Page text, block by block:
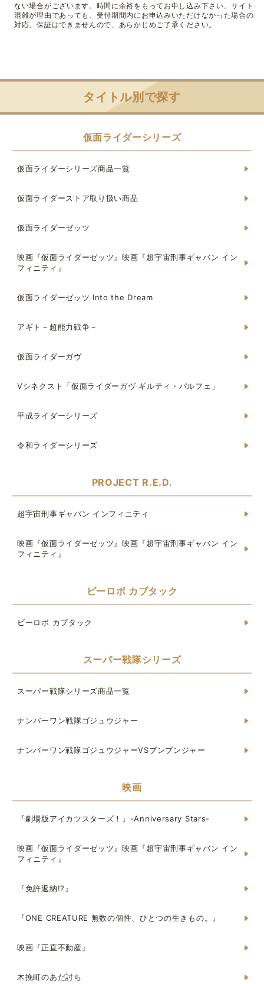
ない場合がございます。時間に余裕をもってお申し込み下さい。サイト
混雑が理由であっても、受付期間内にお申込みいただけなかった場合の
対応、保証はできませんので、あらかじめご了承ください。
タイトル別で探す
仮面ライダーシリーズ
仮面ライダーシリーズ商品一覧
仮面ライダーストア取り扱い商品
仮面ライダーゼッツ
映画『仮面ライダーゼッツ』映画『超宇宙刑事ギャバン イン
フィニティ』
仮面ライダーゼッツ Into the Dream
アギト－超能力戦争－
仮面ライダーガヴ
Vシネクスト「仮面ライダーガヴ ギルティ・パルフェ」
平成ライダーシリーズ
令和ライダーシリーズ
PROJECT R.E.D.
超宇宙刑事ギャバン インフィニティ
映画『仮面ライダーゼッツ』映画『超宇宙刑事ギャバン イン
フィニティ』
ビーロボ カブタック
ビーロボ カブタック
スーパー戦隊シリーズ
スーパー戦隊シリーズ商品一覧
ナンバーワン戦隊ゴジュウジャー
ナンバーワン戦隊ゴジュウジャーVSブンブンジャー
映画
『劇場版アイカツスターズ！』-Anniversary Stars-
映画『仮面ライダーゼッツ』映画『超宇宙刑事ギャバン イン
フィニティ』
『免許返納!?』
『ONE CREATURE 無数の個性、ひとつの生きもの。』
映画『正直不動産』
木挽町のあだ討ち